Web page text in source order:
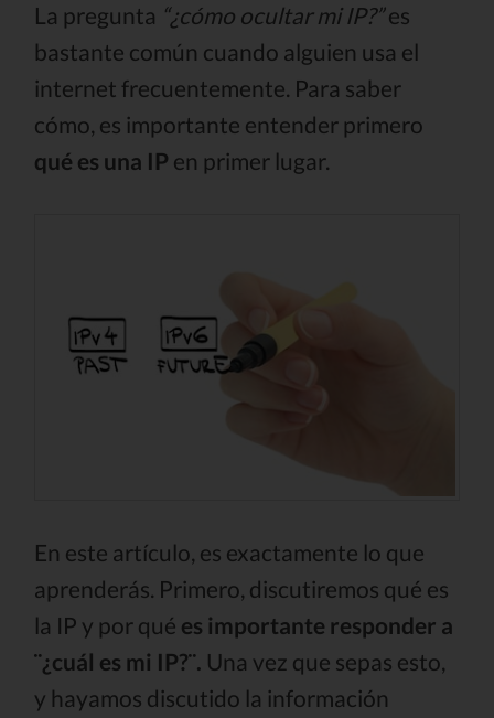
La pregunta “¿cómo ocultar mi IP?”es
bastante común cuando alguien usa el
internet frecuentemente. Para saber
cómo, es importante entender primero
qué es una IP en primer lugar.
En este artículo, es exactamente lo que
aprenderás. Primero, discutiremos qué es
la IP y por qué es importante responder a
¨¿cuál es mi IP?¨. Una vez que sepas esto,
y hayamos discutido la información